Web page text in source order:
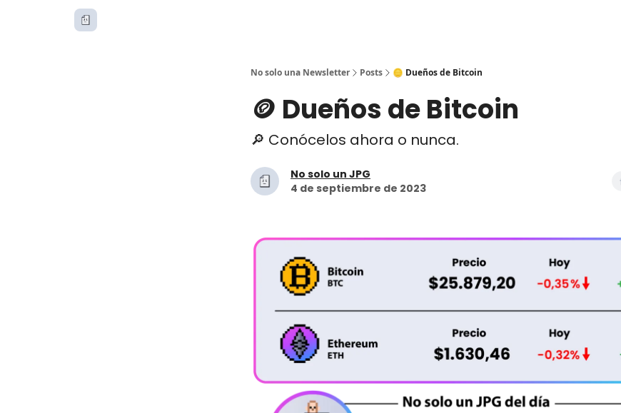
No solo una Newsletter Posts 🪙 Dueños de Bitcoin
🪙 Dueños de Bitcoin
🔎 Conócelos ahora o nunca.
No solo un JPG
4 de septiembre de 2023